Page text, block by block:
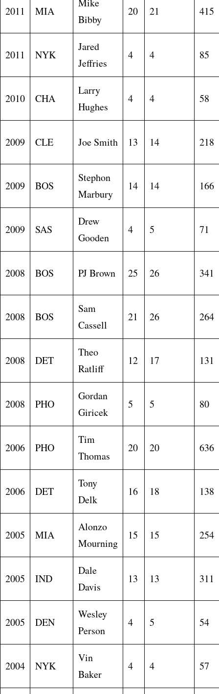
2011 MIA
Mike
Bibby
20 21 415
2011 NYK
Jared
Jeffries
4 4 85
2010 CHA
Larry
Hughes
4 4 58
2009 CLE Joe Smith 13 14 218
2009 BOS
Stephon
Marbury
14 14 166
2009 SAS
Drew
Gooden
4 5 71
2008 BOS PJ Brown 25 26 341
2008 BOS
Sam
Cassell
21 26 264
2008 DET
Theo
Ratliff
12 17 131
2008 PHO
Gordan
Giricek
5 5 80
2006 PHO
Tim
Thomas
20 20 636
2006 DET
Tony
Delk
16 18 138
2005 MIA
Alonzo
Mourning
15 15 254
2005 IND
Dale
Davis
13 13 311
2005 DEN
Wesley
Person
4 5 54
2004 NYK
Vin
Baker
4 4 57